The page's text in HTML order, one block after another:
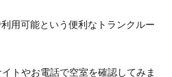
用可能という便利なトランクルー
トやお電話で空室を確認してみま